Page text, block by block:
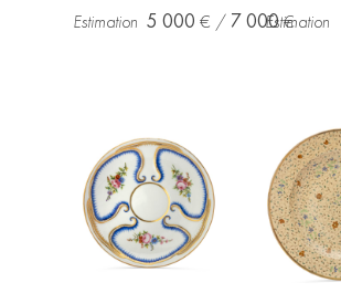
5 000 7 000